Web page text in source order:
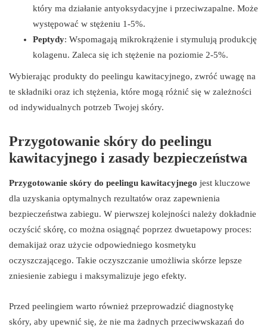
który ma działanie antyoksydacyjne i przeciwzapalne. Może
występować w stężeniu 1-5%.
Peptydy: Wspomagają mikrokrążenie i stymulują produkcję
kolagenu. Zaleca się ich stężenie na poziomie 2-5%.
Wybierając produkty do peelingu kawitacyjnego, zwróć uwagę na
te składniki oraz ich stężenia, które mogą różnić się w zależności
od indywidualnych potrzeb Twojej skóry.
Przygotowanie skóry do peelingu
kawitacyjnego i zasady bezpieczeństwa
Przygotowanie skóry do peelingu kawitacyjnego jest kluczowe
dla uzyskania optymalnych rezultatów oraz zapewnienia
bezpieczeństwa zabiegu. W pierwszej kolejności należy dokładnie
oczyścić skórę, co można osiągnąć poprzez dwuetapowy proces:
demakijaż oraz użycie odpowiedniego kosmetyku
oczyszczającego. Takie oczyszczanie umożliwia skórze lepsze
zniesienie zabiegu i maksymalizuje jego efekty.
Przed peelingiem warto również przeprowadzić diagnostykę
skóry, aby upewnić się, że nie ma żadnych przeciwwskazań do